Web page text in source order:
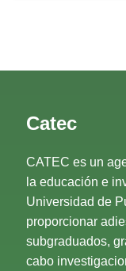
Catec
CATEC es un
la educación e
Universidad de
proporcionar
subgraduados,
cabo